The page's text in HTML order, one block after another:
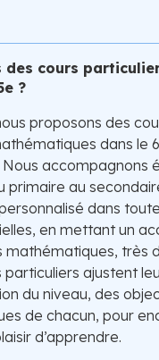
des cours
?
proposons des
dans le
accompagnons
primaire au
dans
en mettant un
mathématiques, très
ajustent
du niveau, des
de chacun, pour
d’apprendre.